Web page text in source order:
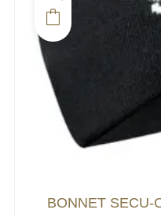
BONNET SECU-